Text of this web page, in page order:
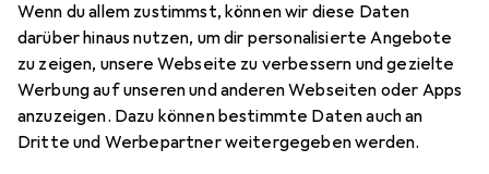
Wenn du allem zustimmst, können wir diese Daten
darüber hinaus nutzen, um dir personalisierte Angebote
zu zeigen, unsere Webseite zu verbessern und gezielte
Werbung auf unseren und anderen Webseiten oder Apps
anzuzeigen. Dazu können bestimmte Daten auch an
Dritte und Werbepartner weitergegeben werden.
Preis in EUR inkl. MwSt.
Bewertungen Marke
Mehr von Barth & Bauer